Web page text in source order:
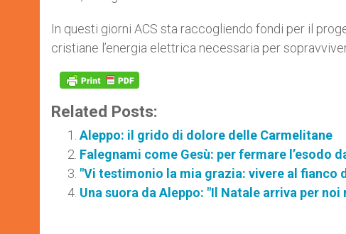
In questi giorni ACS sta raccogliendo fondi per il
cristiane l’energia elettrica necessaria per
Related Posts:
Aleppo: il grido di dolore delle Carmelitane
Falegnami come Gesù: per fermare l’esodo
"Vi testimonio la mia grazia: vivere al fianco
Una suora da Aleppo: "Il Natale arriva per